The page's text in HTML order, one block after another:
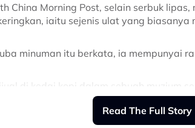
China Morning Post, selain serbuk
iaitu sejenis ulat yang biasanya
minuman itu berkata, ia mempunyai
di kedai kopi dalam sebuah muzium
Read The Full Story